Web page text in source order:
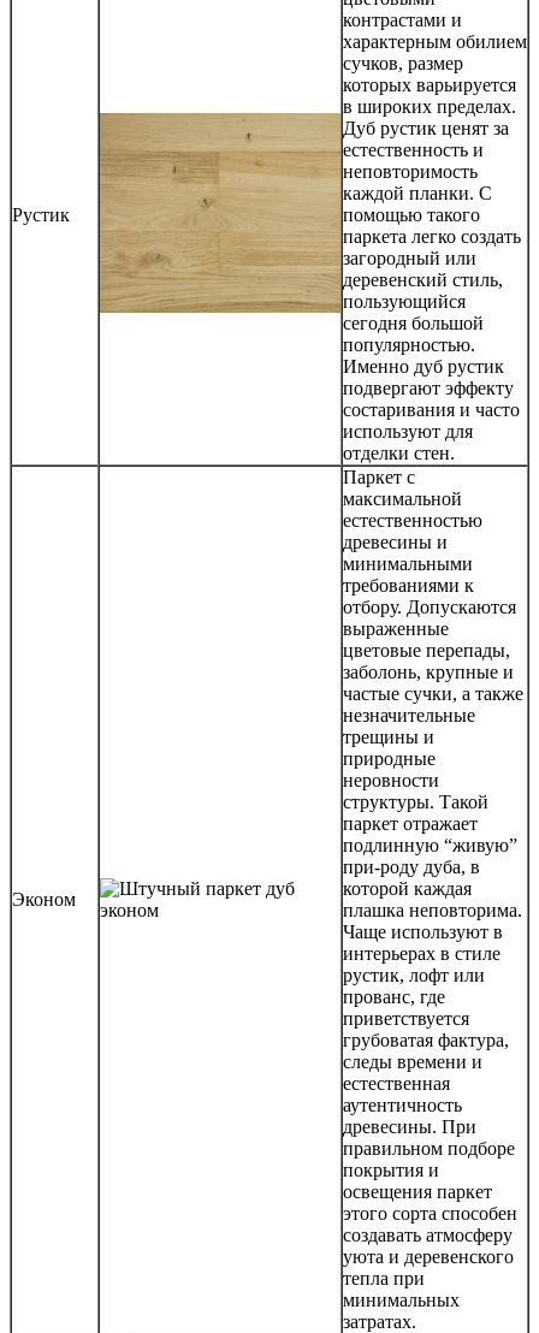
Рустик
контрастами и
характерным обилием
сучков, размер
которых варьируется
в широких пределах.
Дуб рустик ценят за
естественность и
неповторимость
каждой планки. С
помощью такого
паркета легко создать
загородный или
деревенский стиль,
пользующийся
сегодня большой
популярностью.
Именно дуб рустик
подвергают эффекту
состаривания и часто
используют для
отделки стен.
Эконом
Паркет с
максимальной
естественностью
древесины и
минимальными
требованиями к
отбору. Допускаются
выраженные
цветовые перепады,
заболонь, крупные и
частые сучки, а также
незначительные
трещины и
природные
неровности
структуры. Такой
паркет отражает
подлинную “живую”
при-роду дуба, в
которой каждая
плашка неповторима.
Чаще используют в
интерьерах в стиле
рустик, лофт или
прованс, где
приветствуется
грубоватая фактура,
следы времени и
естественная
аутентичность
древесины. При
правильном подборе
покрытия и
освещения паркет
этого сорта способен
создавать атмосферу
уюта и деревенского
тепла при
минимальных
затратах.